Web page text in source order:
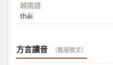
越南語
thái
方言讀音 （舊版簡文）